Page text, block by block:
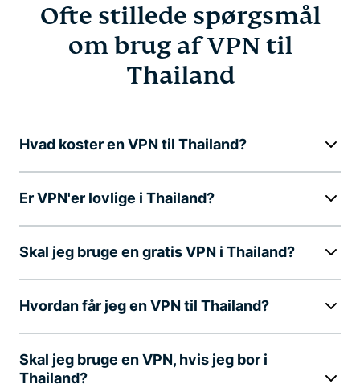
Ofte stillede spørgsmål
om brug af VPN til
Thailand
Hvad koster en VPN til Thailand?
Er VPN'er lovlige i Thailand?
Skal jeg bruge en gratis VPN i Thailand?
Hvordan får jeg en VPN til Thailand?
Skal jeg bruge en VPN, hvis jeg bor i
Thailand?